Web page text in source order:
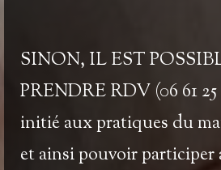
SINON, IL EST
PRENDRE RDV (06 61 25
initié aux pratiques du
et ainsi pouvoir participer